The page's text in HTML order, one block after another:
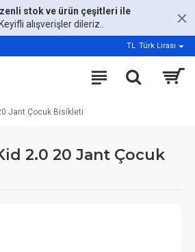
stok ve ürün çeşitleri ile
alışverişler dileriz..
TL Türk Lirası
Jant Çocuk Bisikleti
2.0 20 Jant Çocuk